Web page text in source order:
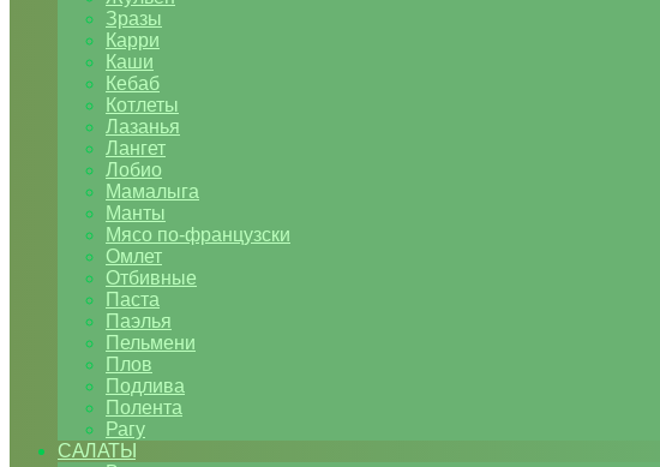
Зразы
Карри
Каши
Кебаб
Котлеты
Лазанья
Лангет
Лобио
Мамалыга
Манты
Мясо по-французски
Омлет
Отбивные
Паста
Паэлья
Пельмени
Плов
Подлива
Полента
Рагу
САЛАТЫ